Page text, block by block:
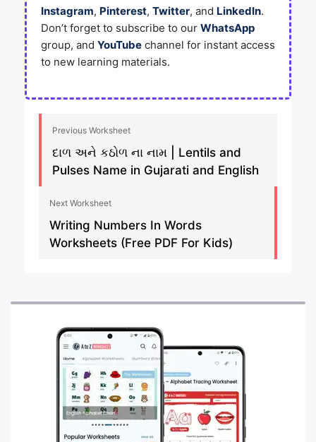
Instagram, Pinterest, Twitter, and LinkedIn.
Don’t forget to subscribe to our WhatsApp
group, and YouTube channel for instant access
to new learning materials.
Previous Worksheet
દાળ અને કઠોળ ના નામ | Lentils and
Pulses Name in Gujarati and English
Next Worksheet
Writing Numbers In Words
Worksheets (Free PDF For Kids)